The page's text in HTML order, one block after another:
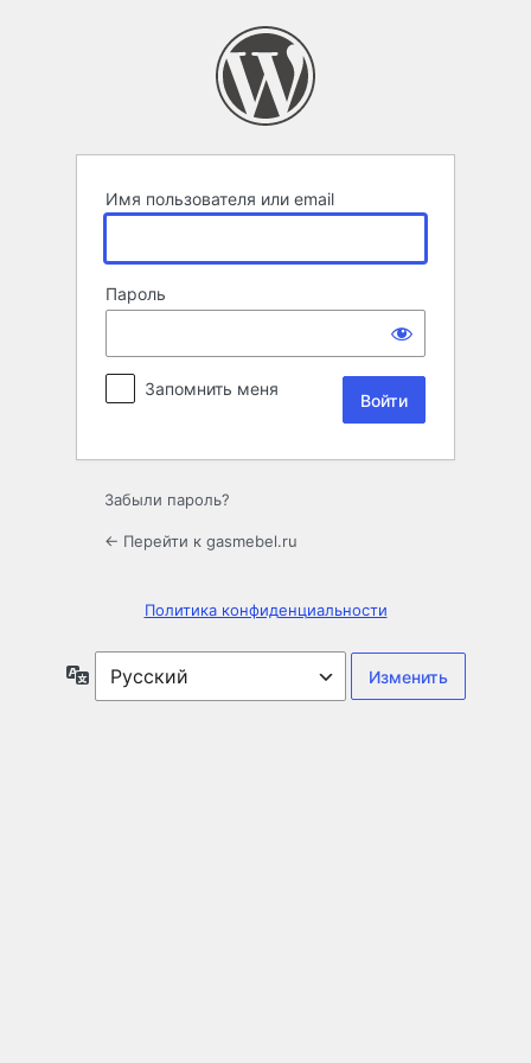
Имя пользователя или email
Пароль
Запомнить меня
Забыли пароль?
← Перейти к gasmebel.ru
Политика конфиденциальности
Язык